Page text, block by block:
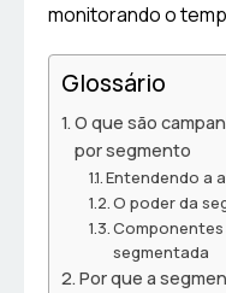
monitorando o
Glossário
O que são
por segmento
Entendendo a
O poder da
Componentes
segmentada
Por que a